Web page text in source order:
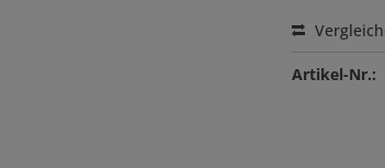
Artikel-Nr.: